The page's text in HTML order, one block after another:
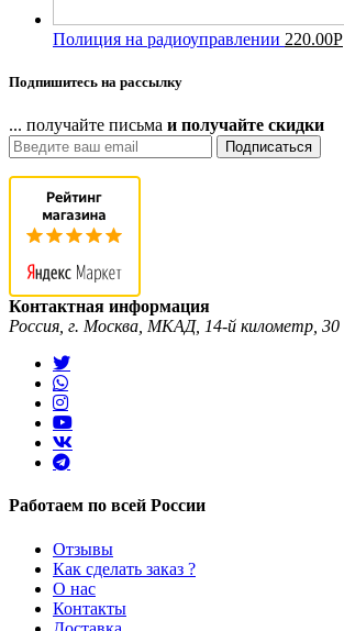
Полиция на радиоуправлении 220.00Р
Подпишитесь на рассылку
... получайте письма и получайте скидки
Подписаться
Контактная информация
Россия, г. Москва, МКАД, 14-й километр, 30
Работаем по всей России
Отзывы
Как сделать заказ ?
О нас
Контакты